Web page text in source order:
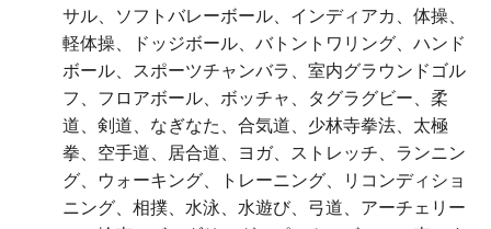
サル、ソフトバレーボール、インディアカ、体操、
軽体操、ドッジボール、バトントワリング、ハンド
ボール、スポーツチャンバラ、室内グラウンドゴル
フ、フロアボール、ボッチャ、タグラグビー、柔
道、剣道、なぎなた、合気道、少林寺拳法、太極
拳、空手道、居合道、ヨガ、ストレッチ、ランニン
グ、ウォーキング、トレーニング、リコンディショ
ニング、相撲、水泳、水遊び、弓道、アーチェリー